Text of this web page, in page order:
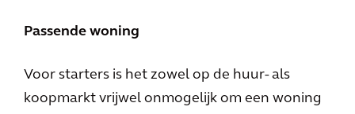
Passende woning
Voor starters is het zowel op de huur- als
koopmarkt vrijwel onmogelijk om een woning